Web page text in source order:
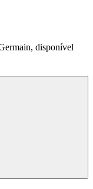
disponível